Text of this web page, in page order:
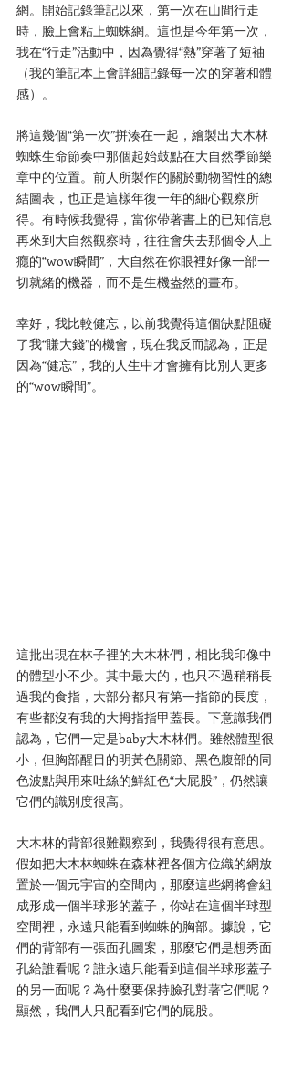
網。開始記錄筆記以來，第一次在山間行走
時，臉上會粘上蜘蛛網。這也是今年第一次，
我在“行走”活動中，因為覺得“熱”穿著了短袖
（我的筆記本上會詳細記錄每一次的穿著和體
感）。
將這幾個“第一次”拼湊在一起，繪製出大木林
蜘蛛生命節奏中那個起始鼓點在大自然季節樂
章中的位置。前人所製作的關於動物習性的總
結圖表，也正是這樣年復一年的細心觀察所
得。有時候我覺得，當你帶著書上的已知信息
再來到大自然觀察時，往往會失去那個令人上
癮的“wow瞬間”，大自然在你眼裡好像一部一
切就緒的機器，而不是生機盎然的畫布。
幸好，我比較健忘，以前我覺得這個缺點阻礙
了我“賺大錢”的機會，現在我反而認為，正是
因為“健忘”，我的人生中才會擁有比別人更多
的“wow瞬間”。
這批出現在林子裡的大木林們，相比我印像中
的體型小不少。其中最大的，也只不過稍稍長
過我的食指，大部分都只有第一指節的長度，
有些都沒有我的大拇指指甲蓋長。下意識我們
認為，它們一定是baby大木林們。雖然體型很
小，但胸部醒目的明黃色關節、黑色腹部的同
色波點與用來吐絲的鮮紅色“大屁股”，仍然讓
它們的識別度很高。
大木林的背部很難觀察到，我覺得很有意思。
假如把大木林蜘蛛在森林裡各個方位織的網放
置於一個元宇宙的空間內，那麼這些網將會組
成形成一個半球形的蓋子，你站在這個半球型
空間裡，永遠只能看到蜘蛛的胸部。據說，它
們的背部有一張面孔圖案，那麼它們是想秀面
孔給誰看呢？誰永遠只能看到這個半球形蓋子
的另一面呢？為什麼要保持臉孔對著它們呢？
顯然，我們人只配看到它們的屁股。